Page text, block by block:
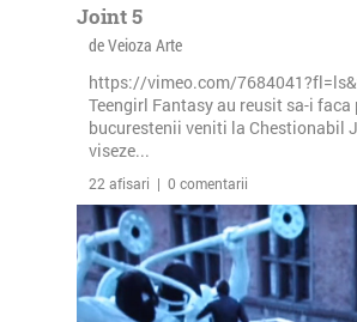
Joint 5
de Veioza Arte
https://vimeo.com/
Teengirl Fantasy au reusit sa-i faca
bucurestenii veniti la Chestionabil
viseze...
22 afisari | 0 comentarii